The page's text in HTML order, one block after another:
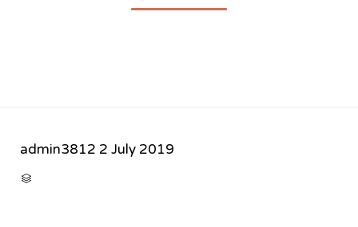
admin3812 2 July 2019
